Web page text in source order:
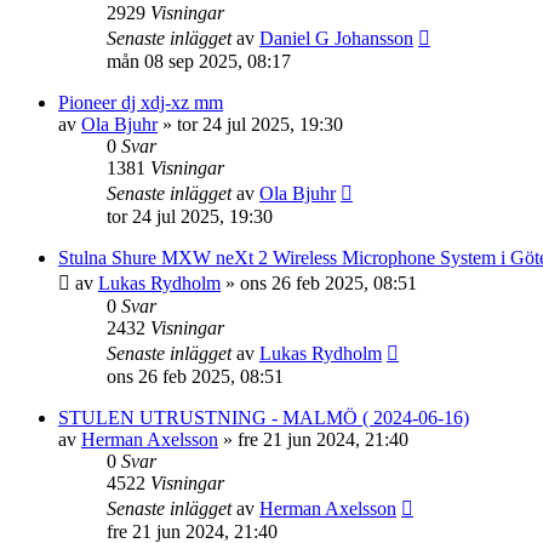
2929 Visningar
Senaste inläggetav Daniel G Johansson
mån 08 sep 2025, 08:17
Pioneer dj xdj-xz mm
av Ola Bjuhr» tor 24 jul 2025, 19:30
0 Svar
1381 Visningar
Senaste inläggetav Ola Bjuhr
tor 24 jul 2025, 19:30
Stulna Shure MXW neXt 2 Wireless Microphone System i
av Lukas Rydholm » ons 26 feb 2025, 08:51
0 Svar
2432 Visningar
Senaste inläggetav Lukas Rydholm
ons 26 feb 2025, 08:51
STULEN UTRUSTNING - MALMÖ ( 2024-06-16)
av Herman Axelsson » fre 21 jun 2024, 21:40
0 Svar
4522 Visningar
Senaste inläggetav Herman Axelsson
fre 21 jun 2024, 21:40